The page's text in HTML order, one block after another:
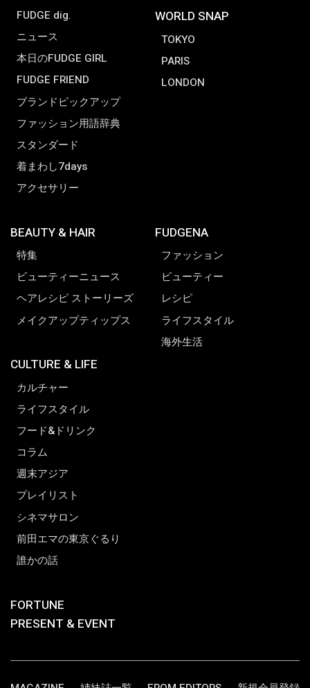
FUDGE dig.
ニュース
本日のFUDGE GIRL
FUDGE FRIEND
ブランドピックアップ
ファッション用語辞典
スタンダード
着まわし7days
アクセサリー
WORLD SNAP
TOKYO
PARIS
LONDON
BEAUTY & HAIR
特集
ビューティーニュース
ヘアレシピ ストーリーズ
メイクアップティップス
CULTURE & LIFE
カルチャー
ライフスタイル
フード&ドリンク
コラム
週末アジア
プレイリスト
シネマサロン
前田エマの東京ぐるり
誰かの話
FUDGENA
ファッション
ビューティー
レシピ
ライフスタイル
海外生活
FORTUNE
PRESENT & EVENT